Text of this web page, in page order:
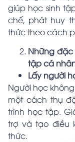
giúp học sinh
chế, phát huy
thức theo cách
Những
tập cá
Lấy người
Người học
một cách thụ
trình học tập.
trợ và tạo điều
thức.